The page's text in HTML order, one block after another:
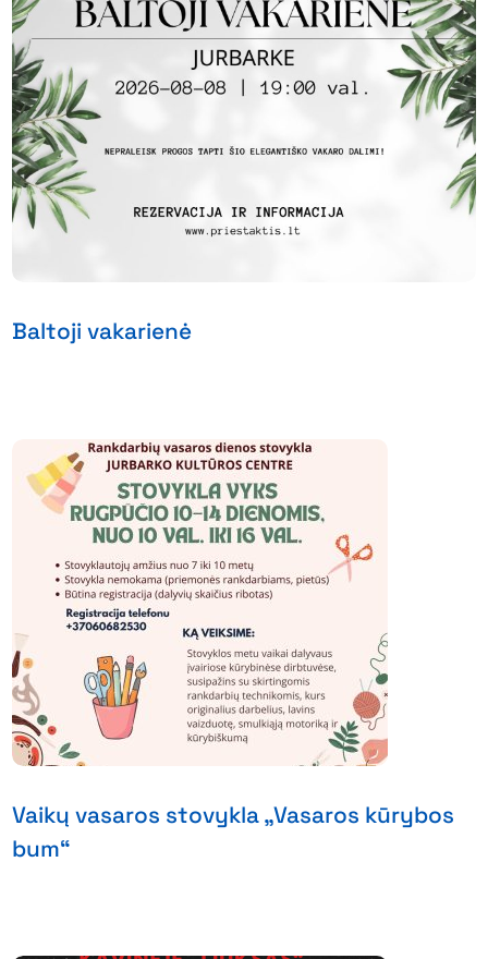
Baltoji vakarienė
Vaikų vasaros stovykla „Vasaros kūrybos
bum“